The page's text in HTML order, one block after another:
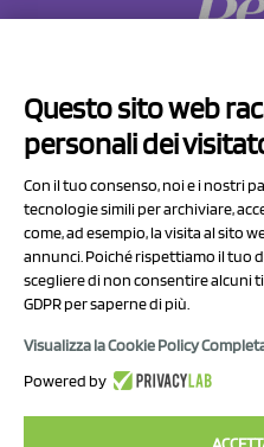
Via Prov.le
41057
P.I/C.F.
REA:
Capitale sociale
Questo sito web
personali dei
Con il tuo consenso, noi e i nostri
tecnologie simili per archiviare,
come, ad esempio, la visita al sito
annunci. Poiché rispettiamo il tuo
scegliere di non consentire alcuni
GDPR per saperne di più.
Visualizza la Cookie Policy
Powered by